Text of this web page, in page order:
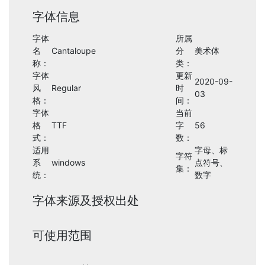
字体信息
字体
名
称：
Cantaloupe
所属
分
类：
美术体
字体
风
格：
Regular
更新
时
间：
2020-09-
03
字体
格
式：
TTF
当前
字
数：
56
适用
系
统：
windows
字符
集：
字母、标
点符号、
数字
字体来源及授权出处
可使用范围